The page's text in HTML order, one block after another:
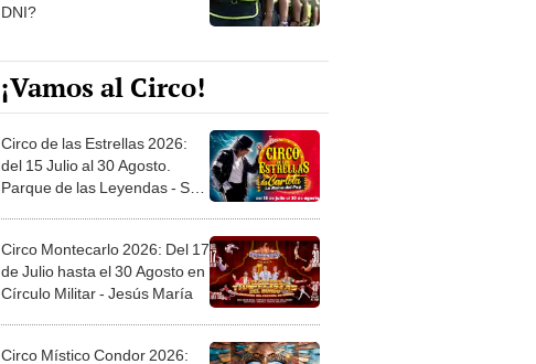
DNI?
¡Vamos al Circo!
Circo de las Estrellas 2026:
del 15 Julio al 30 Agosto.
Parque de las Leyendas - San
Circo Montecarlo 2026: Del 17
de Julio hasta el 30 Agosto en
Círculo Militar - Jesús María
Circo Místico Condor 2026: